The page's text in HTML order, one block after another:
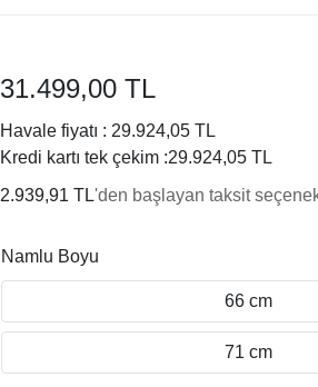
31.499,00 TL
Havale fiyatı : 29.924,05 TL
Kredi kartı tek çekim :29.924,05 TL
2.939,91 TL'den başlayan taksit
Namlu Boyu
66 cm
71 cm